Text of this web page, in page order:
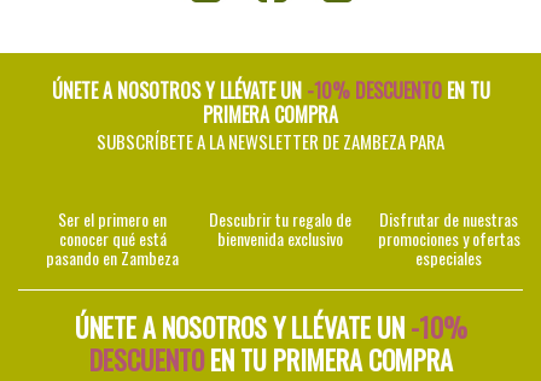
ÚNETE A NOSOTROS Y LLÉVATE UN -10% DESCUENTOEN TU
PRIMERA COMPRA
SUBSCRÍBETE A LA NEWSLETTER DE ZAMBEZA PARA
Ser el primero en
conocer qué está
pasando en Zambeza
Descubrir tu regalo de
bienvenida exclusivo
Disfrutar de nuestras
promociones y ofertas
especiales
ÚNETE A NOSOTROS Y LLÉVATE UN-10%
DESCUENTOEN TU PRIMERA COMPRA